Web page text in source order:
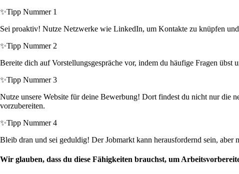
✨Tipp Nummer 1
Sei proaktiv! Nutze Netzwerke wie LinkedIn, um Kontakte zu knüpfen
✨Tipp Nummer 2
Bereite dich auf Vorstellungsgespräche vor, indem du häufige Fragen übst
✨Tipp Nummer 3
Nutze unsere Website für deine Bewerbung! Dort findest du nicht nur die
vorzubereiten.
✨Tipp Nummer 4
Bleib dran und sei geduldig! Der Jobmarkt kann herausfordernd sein,
Wir glauben, dass du diese Fähigkeiten brauchst, um